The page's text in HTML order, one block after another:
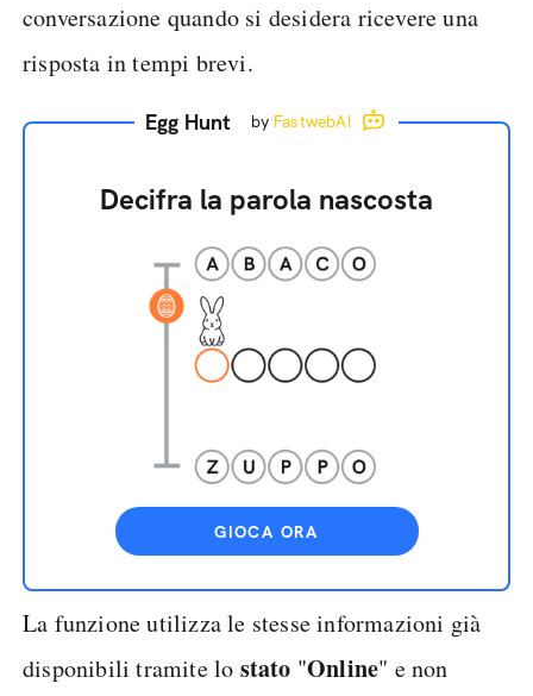
conversazione quando si desidera ricevere una
risposta in tempi brevi.
Egg Hunt by FastwebAI
Decifra la parola nascosta
GIOCA ORA
La funzione utilizza le stesse informazioni già
disponibili tramite lo stato "Online" e non